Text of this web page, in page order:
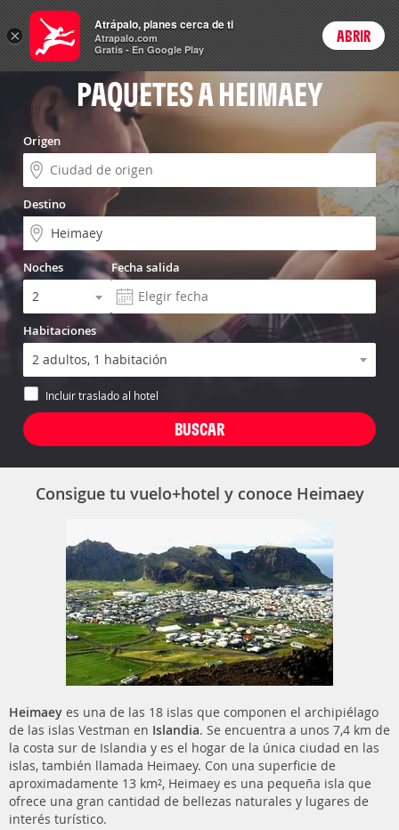
Vuelo+Hotel Login
PAQUETES A HEIMAEY
Origen
Destino
Noches Fecha salida
Habitaciones
Incluir traslado al hotel
Consigue tu vuelo+hotel y conoce Heimaey
Heimaey es una de las 18 islas que componen el archipiélago
de las islas Vestman en Islandia. Se encuentra a unos 7,4 km de
la costa sur de Islandia y es el hogar de la única ciudad en las
islas, también llamada Heimaey. Con una superficie de
aproximadamente 13 km², Heimaey es una pequeña isla que
ofrece una gran cantidad de bellezas naturales y lugares de
interés turístico.
×
Atrápalo, planes cerca de ti
Atrapalo.com
Gratis - En Google Play
ABRIR